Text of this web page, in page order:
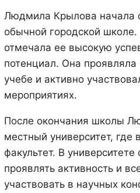
Людмила Крылова начала
обычной городской школе.
отмечала ее высокую
потенциал. Она проявляла
учебе и активно
мероприятиях.
После окончания школы
местный университет, где
факультет. В
проявлять активность и
участвовать в научных